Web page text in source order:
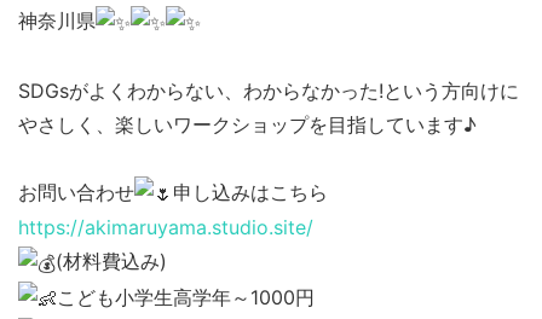
神奈川県
SDGsがよくわからない、わからなかった!という方向けに
やさしく、楽しいワークショップを目指しています♪
お問い合わせ
申し込みはこちら
https://akimaruyama.studio.site/
(材料費込み)
こども小学生高学年～1000円